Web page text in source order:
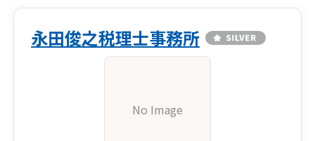
永田俊之税理士事務所
No Image